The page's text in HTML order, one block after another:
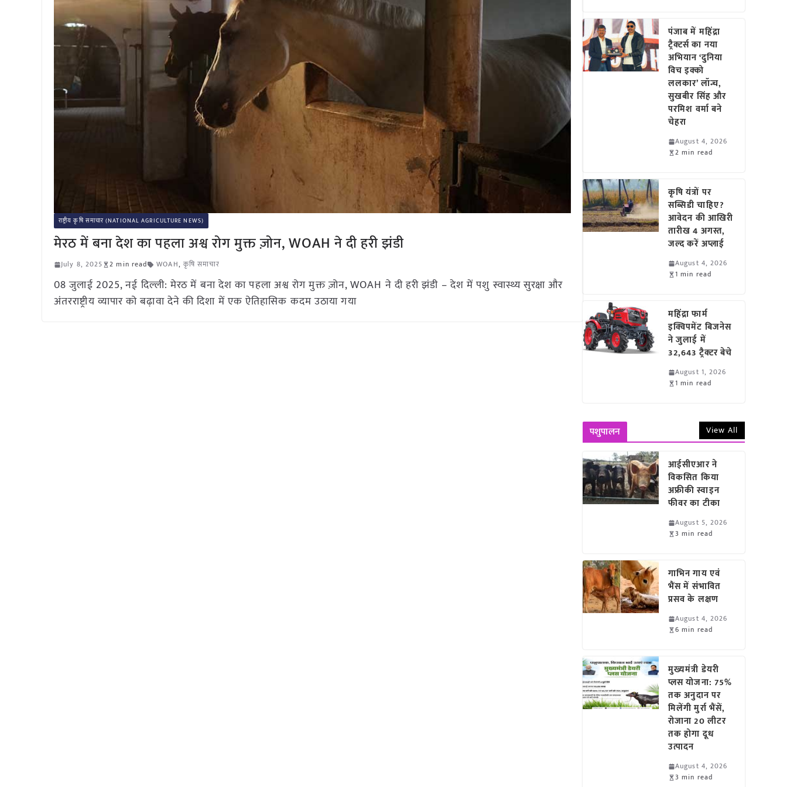
राष्ट्रीय कृषि समाचार (NATIONAL AGRICULTURE NEWS)
मेरठ में बना देश का पहला अश्व रोग मुक्त ज़ोन, WOAH ने दी हरी झंडी
July 8, 2025 2 min read WOAH, कृषि समाचार
08 जुलाई 2025, नई दिल्ली: मेरठ में बना देश का पहला अश्व रोग मुक्त ज़ोन, WOAH ने दी हरी झंडी – देश में पशु स्वास्थ्य सुरक्षा और
अंतरराष्ट्रीय व्यापार को बढ़ावा देने की दिशा में एक ऐतिहासिक कदम उठाया गया
पंजाब में महिंद्रा
ट्रैक्टर्स का नया
अभियान ‘दुनिया
विच इक्को
ललकार’ लॉन्च,
सुखबीर सिंह और
परमिश वर्मा बने
चेहरा
August 4, 2026
2 min read
कृषि यंत्रों पर
सब्सिडी चाहिए?
आवेदन की आखिरी
तारीख 4 अगस्त,
जल्द करें अप्लाई
August 4, 2026
1 min read
महिंद्रा फार्म
इक्विपमेंट बिजनेस
ने जुलाई में
32,643 ट्रैक्टर बेचे
August 1, 2026
1 min read
पशुपालन View All
आईसीएआर ने
विकसित किया
अफ्रीकी स्वाइन
फीवर का टीका
August 5, 2026
3 min read
गाभिन गाय एवं
भैंस में संभावित
प्रसव के लक्षण
August 4, 2026
6 min read
मुख्यमंत्री डेयरी
प्लस योजना: 75%
तक अनुदान पर
मिलेंगी मुर्रा भैंसें,
रोजाना 20 लीटर
तक होगा दूध
उत्पादन
August 4, 2026
3 min read